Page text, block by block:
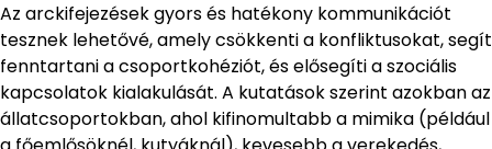
Az arckifejezések gyors és hatékony kommunikációt
tesznek lehetővé, amely csökkenti a konfliktusokat, segít
fenntartani a csoportkohéziót, és elősegíti a szociális
kapcsolatok kialakulását. A kutatások szerint azokban az
állatcsoportokban, ahol kifinomultabb a mimika (például